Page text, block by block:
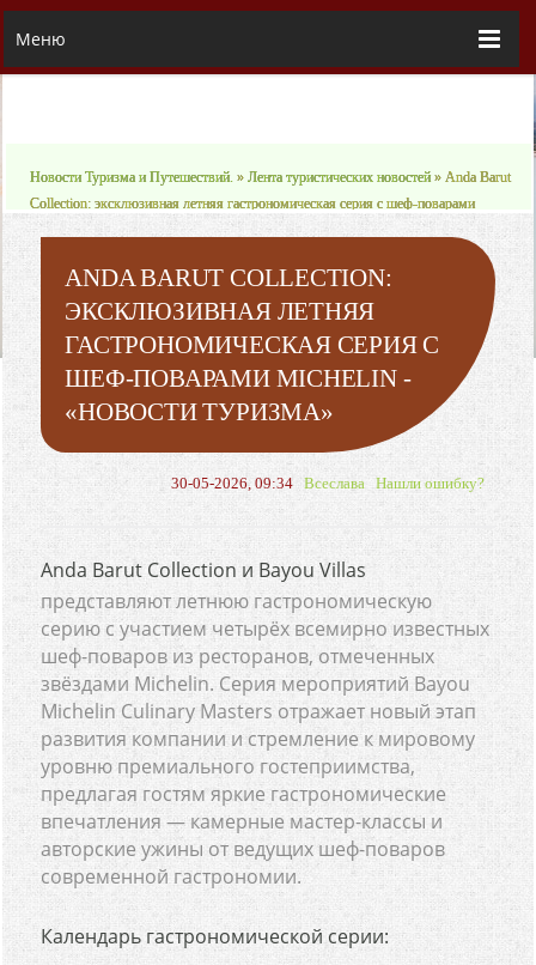
Меню
Новости Туризма и Путешествий. »Лента туристических новостей » Anda Barut
Collection: эксклюзивная летняя гастрономическая серия с шеф-поварами
Michelin - «Новости туризма»
ANDA BARUT COLLECTION:
ЭКСКЛЮЗИВНАЯ ЛЕТНЯЯ
ГАСТРОНОМИЧЕСКАЯ СЕРИЯ С
ШЕФ-ПОВАРАМИ MICHELIN -
«НОВОСТИ ТУРИЗМА»
30-05-2026, 09:34 Всеслава Нашли ошибку?
Anda Barut Collection и Bayou Villas
представляют летнюю гастрономическую
серию с участием четырёх всемирно известных
шеф-поваров из ресторанов, отмеченных
звёздами Michelin. Серия мероприятий Bayou
Michelin Culinary Masters отражает новый этап
развития компании и стремление к мировому
уровню премиального гостеприимства,
предлагая гостям яркие гастрономические
впечатления — камерные мастер-классы и
авторские ужины от ведущих шеф-поваров
современной гастрономии.
Календарь гастрономической серии: